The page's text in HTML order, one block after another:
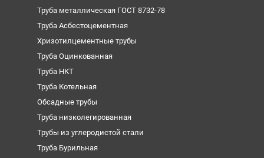
Труба металлическая ГОСТ 8732-78
Труба Асбестоцементная
Хризотилцементные трубы
Труба Оцинкованная
Труба НКТ
Труба Котельная
Обсадные трубы
Труба низколегированная
Трубы из углеродистой стали
Труба Бурильная